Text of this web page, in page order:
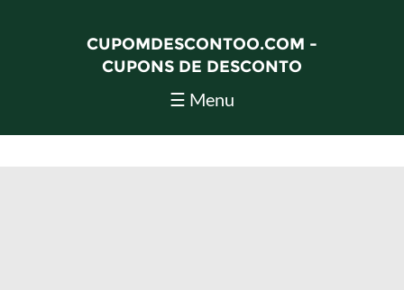
CUPOMDESCONTOO.COM -
CUPONS DE DESCONTO
☰ Menu